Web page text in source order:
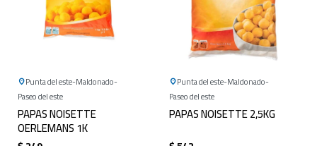
Punta del este Maldonado
Paseo del este
PAPAS NOISETTE
OERLEMANS 1K
Punta del este Maldonado
Paseo del este
PAPAS NOISETTE 2,5KG